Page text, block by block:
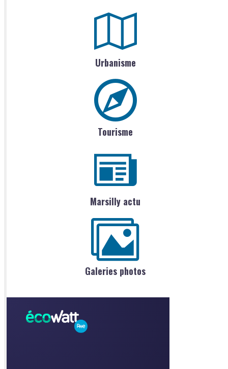
Urbanisme
Tourisme
Marsilly actu
Galeries photos